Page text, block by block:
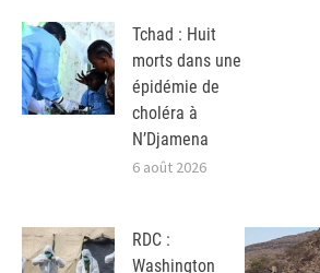
Tchad : Huit
morts dans une
épidémie de
choléra à
N’Djamena
6 août 2026
RDC :
Washington